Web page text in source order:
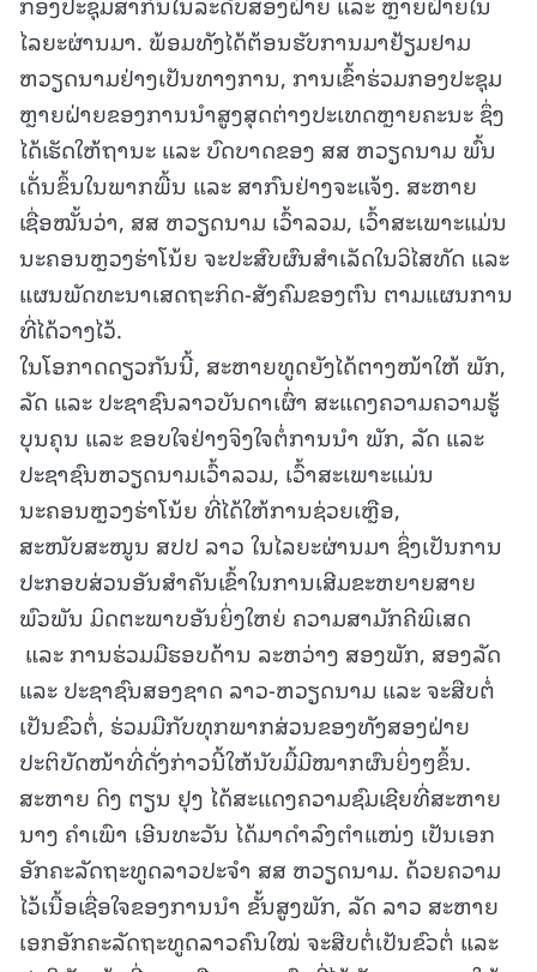
ໄລຍະຜ່ານມາ. ພ້ອມທັງໄດ້ຕ້ອນຮັບການມາຢ້ຽມຢາມ
ຫວຽດນາມຢ່າງເປັນທາງການ, ການເຂົ້າຮ່ວມກອງປະຊຸມ
ຫຼາຍຝ່າຍຂອງການນຳສູງສຸດຕ່າງປະເທດຫຼາຍຄະນະ ຊຶ່ງ
ໄດ້ເຮັດໃຫ້ຖານະ ແລະ ບົດບາດຂອງ ສສ ຫວຽດນາມ ພົ້ນ
ເດັ່ນຂຶ້ນໃນພາກພື້ນ ແລະ ສາກົນຢ່າງຈະແຈ້ງ. ສະຫາຍ
ເຊື່ອໝັ້ນວ່າ, ສສ ຫວຽດນາມ ເວົ້າລວມ, ເວົ້າສະເພາະແມ່ນ
ນະຄອນຫຼວງຮ່າໂນ້ຍ ຈະປະສົບຜົນສຳເລັດໃນວິໄສທັດ ແລະ
ແຜນພັດທະນາເສດຖະກິດ-ສັງຄົມຂອງຕົນ ຕາມແຜນການ
ທີ່ໄດ້ວາງໄວ້.
ໃນໂອກາດດຽວກັນນີ້, ສະຫາຍທູດຍັງໄດ້ຕາງໜ້າໃຫ້ ພັກ,
ລັດ ແລະ ປະຊາຊົນລາວບັນດາເຜົ່າ ສະແດງຄວາມຄວາມຮູ້
ບຸນຄຸນ ແລະ ຂອບໃຈຢ່າງຈິງໃຈຕໍ່ການນຳ ພັກ, ລັດ ແລະ
ປະຊາຊົນຫວຽດນາມເວົ້າລວມ, ເວົ້າສະເພາະແມ່ນ
ນະຄອນຫຼວງຮ່າໂນ້ຍ ທີ່ໄດ້ໃຫ້ການຊ່ວຍເຫຼືອ,
ສະໜັບສະໜູນ ສປປ ລາວ ໃນໄລຍະຜ່ານມາ ຊຶ່ງເປັນການ
ປະກອບສ່ວນອັນສຳຄັນເຂົ້າໃນການເສີມຂະຫຍາຍສາຍ
ພົວພັນ ມິດຕະພາບອັນຍິ່ງໃຫຍ່ ຄວາມສາມັກຄີພິເສດ
ແລະ ການຮ່ວມມືຮອບດ້ານ ລະຫວ່າງ ສອງພັກ, ສອງລັດ
ແລະ ປະຊາຊົນສອງຊາດ ລາວ-ຫວຽດນາມ ແລະ ຈະສືບຕໍ່
ເປັນຂົວຕໍ່, ຮ່ວມມືກັບທຸກພາກສ່ວນຂອງທັງສອງຝ່າຍ
ປະຕິບັດໜ້າທີ່ດັ່ງກ່າວນີ້ໃຫ້ນັບມື້ມີໝາກຜົນຍິ່ງໆຂຶ້ນ.
ສະຫາຍ ດິງ ຕຽນ ຢຸງ ໄດ້ສະແດງຄວາມຊົມເຊີຍທີ່ສະຫາຍ
ນາງ ຄຳເພົາ ເອີນທະວັນ ໄດ້ມາດຳລົງຕຳແໜ່ງ ເປັນເອກ
ອັກຄະລັດຖະທູດລາວປະຈໍາ ສສ ຫວຽດນາມ. ດ້ວຍຄວາມ
ໄວ້ເນື້ອເຊື່ອໃຈຂອງການນຳ ຂັ້ນສູງພັກ, ລັດ ລາວ ສະຫາຍ
ເອກອັກຄະລັດຖະທູດລາວຄົນໃໝ່ ຈະສືບຕໍ່ເປັນຂົວຕໍ່ ແລະ